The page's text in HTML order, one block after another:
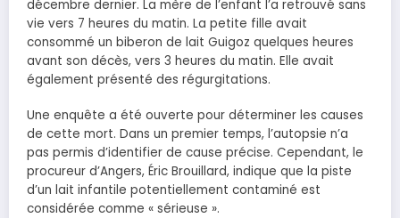
décembre dernier. La mère de l’enfant l’a retrouvé sans
vie vers 7 heures du matin. La petite fille avait
consommé un biberon de lait Guigoz quelques heures
avant son décès, vers 3 heures du matin. Elle avait
également présenté des régurgitations.
Une enquête a été ouverte pour déterminer les causes
de cette mort. Dans un premier temps, l’autopsie n’a
pas permis d’identifier de cause précise. Cependant, le
procureur d’Angers, Éric Brouillard, indique que la piste
d’un lait infantile potentiellement contaminé est
considérée comme « sérieuse ».